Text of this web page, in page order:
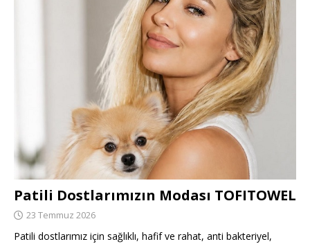
Patili Dostlarımızın Modası TOFITOWEL
23 Temmuz 2026
Patili dostlarımız için sağlıklı, hafif ve rahat, anti bakteriyel,